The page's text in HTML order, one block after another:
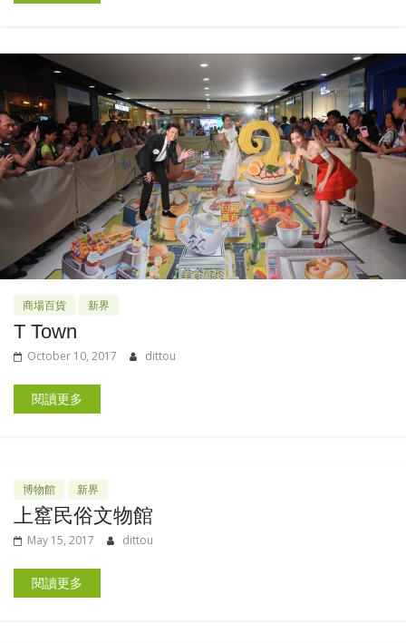
商場百貨 新界
T Town
October 10, 2017 dittou
閱讀更多
博物館 新界
上窰民俗文物館
May 15, 2017 dittou
閱讀更多